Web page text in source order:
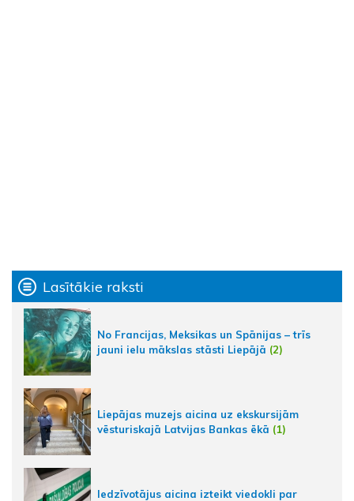
Lasītākie raksti
No Francijas, Meksikas un Spānijas – trīs
jauni ielu mākslas stāsti Liepājā (2)
Liepājas muzejs aicina uz ekskursijām
vēsturiskajā Latvijas Bankas ēkā (1)
Iedzīvotājus aicina izteikt viedokli par